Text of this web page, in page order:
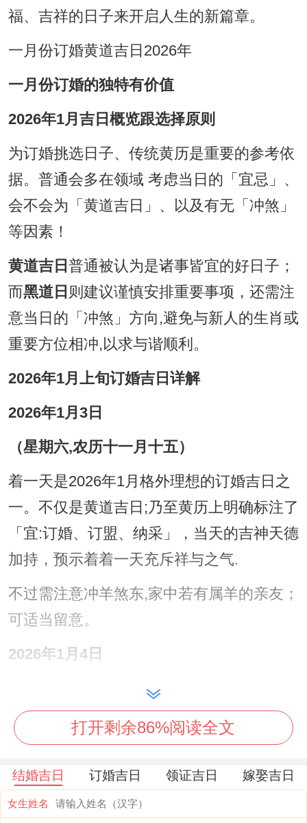
福、吉祥的日子来开启人生的新篇章。
一月份订婚黄道吉日2026年
一月份订婚的独特有价值
2026年1月吉日概览跟选择原则
为订婚挑选日子、传统黄历是重要的参考依
据。普通会多在领域 考虑当日的「宜忌」、
会不会为「黄道吉日」、以及有无「冲煞」
等因素！
黄道吉日 普通被认为是诸事皆宜的好日子；
而黑道日 则建议谨慎安排重要事项，还需注
意当日的「冲煞」方向,避免与新人的生肖或
重要方位相冲,以求与谐顺利。
2026年1月上旬订婚吉日详解
2026年1月3日
（星期六,农历十一月十五）
着一天是2026年1月格外理想的订婚吉日之
一。不仅是黄道吉日;乃至黄历上明确标注了
「宜:订婚、订盟、纳采」，当天的吉神天德
加持，预示着着一天充斥祥与之气.
不过需注意冲羊煞东,家中若有属羊的亲友；
可适当留意。
2026年1月4日
（星期日，农历十一月十六）
紧随其后的1月4日同样是个不错的选择...黄
历感觉此日「宜:订婚、订盟、纳采」，着是
一个适合与亲朋好友共同见证喜悦的日子，
黄历上也标注了「会亲友」。
打开剩余86%阅读全文
结婚吉日 订婚吉日 领证吉日 嫁娶吉日
女生姓名